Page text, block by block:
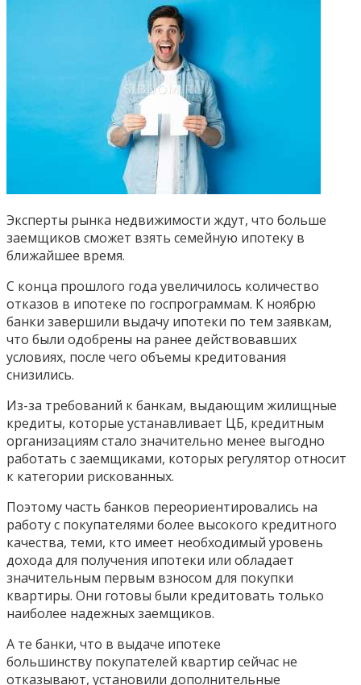
Эксперты рынка недвижимости ждут, что больше
заемщиков сможет взять семейную ипотеку в
ближайшее время.
С конца прошлого года увеличилось количество
отказов в ипотеке по госпрограммам. К ноябрю
банки завершили выдачу ипотеки по тем заявкам,
что были одобрены на ранее действовавших
условиях, после чего объемы кредитования
снизились.
Из-за требований к банкам, выдающим жилищные
кредиты, которые устанавливает ЦБ, кредитным
организациям стало значительно менее выгодно
работать с заемщиками, которых регулятор относит
к категории рискованных.
Поэтому часть банков переориентировались на
работу с покупателями более высокого кредитного
качества, теми, кто имеет необходимый уровень
дохода для получения ипотеки или обладает
значительным первым взносом для покупки
квартиры. Они готовы были кредитовать только
наиболее надежных заемщиков.
А те банки, что в выдаче ипотеке
большинству покупателей квартир сейчас не
отказывают, установили дополнительные